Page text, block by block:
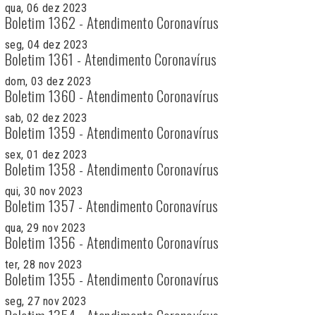
qua, 06 dez 2023
Boletim 1362 - Atendimento Coronavírus
seg, 04 dez 2023
Boletim 1361 - Atendimento Coronavírus
dom, 03 dez 2023
Boletim 1360 - Atendimento Coronavírus
sab, 02 dez 2023
Boletim 1359 - Atendimento Coronavírus
sex, 01 dez 2023
Boletim 1358 - Atendimento Coronavírus
qui, 30 nov 2023
Boletim 1357 - Atendimento Coronavírus
qua, 29 nov 2023
Boletim 1356 - Atendimento Coronavírus
ter, 28 nov 2023
Boletim 1355 - Atendimento Coronavírus
seg, 27 nov 2023